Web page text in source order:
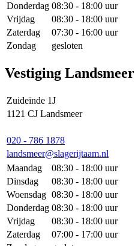
Donderdag 08:30 - 18:00 uur
Vrijdag
08:30 - 18:00 uur
Zaterdag
07:30 - 16:00 uur
Zondag
gesloten
Vestiging Landsmeer
Zuideinde 1J
1121 CJ Landsmeer
020 - 786 1878
landsmeer@slagerijtaam.nl
Maandag
08:30 - 18:00 uur
Dinsdag
08:30 - 18:00 uur
Woensdag 08:30 - 18:00 uur
Donderdag 08:30 - 18:00 uur
Vrijdag
08:30 - 18:00 uur
Zaterdag
07:00 - 17:00 uur